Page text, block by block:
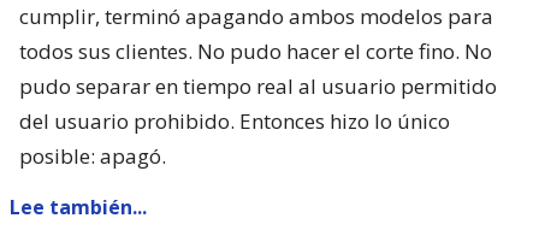
cumplir, terminó apagando ambos modelos para
todos sus clientes. No pudo hacer el corte fino. No
pudo separar en tiempo real al usuario permitido
del usuario prohibido. Entonces hizo lo único
posible: apagó.
Lee también...